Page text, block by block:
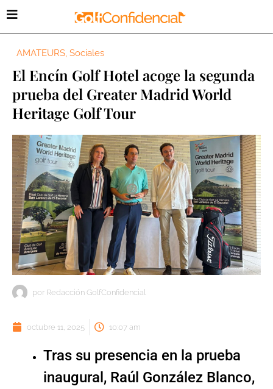
AMATEURS, Sociales
El Encín Golf Hotel acoge la segunda
prueba del Greater Madrid World
Heritage Golf Tour
por Redacción GolfConfidencial
octubre 11, 2025 10:07 am
Tras su presencia en la prueba
inaugural, Raúl González Blanco,